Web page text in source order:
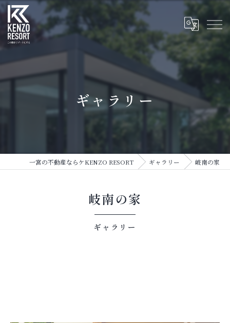
ギャラリー
一宮の不動産ならケKENZO RESORT ギャラリー 岐南の家
ギャラリー
岐南の家